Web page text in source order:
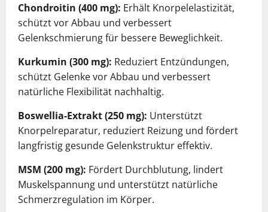
Chondroitin (400 mg): Erhält Knorpelelastizität,
schützt vor Abbau und verbessert
Gelenkschmierung für bessere Beweglichkeit.
Kurkumin (300 mg): Reduziert Entzündungen,
schützt Gelenke vor Abbau und verbessert
natürliche Flexibilität nachhaltig.
Boswellia-Extrakt (250 mg): Unterstützt
Knorpelreparatur, reduziert Reizung und fördert
langfristig gesunde Gelenkstruktur effektiv.
MSM (200 mg): Fördert Durchblutung, lindert
Muskelspannung und unterstützt natürliche
Schmerzregulation im Körper.